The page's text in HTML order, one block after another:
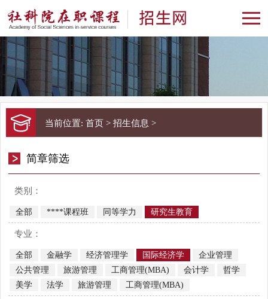
当前位置: 首页 > 招生信息 >
简章筛选
类别：
全部 ****课程班 同等学力 研究生教育
专业：
全部 金融学 经济管理学 国际经济学
企业管理
公共管理
旅游管理 工商管理(MBA) 会计学
哲学
美学
法学 旅游管理 工商管理(MBA)